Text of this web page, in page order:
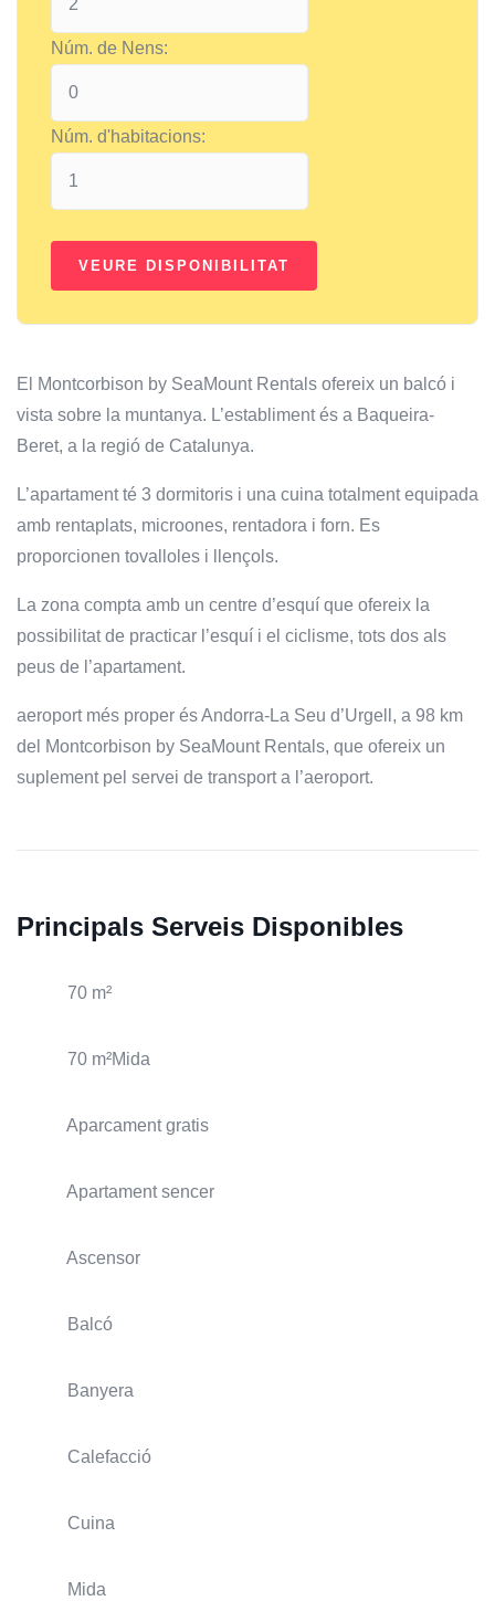
Núm. de Nens:
Núm. d'habitacions:
El Montcorbison by SeaMount Rentals ofereix un balcó i
vista sobre la muntanya. L’establiment és a Baqueira-
Beret, a la regió de Catalunya.
L’apartament té 3 dormitoris i una cuina totalment equipada
amb rentaplats, microones, rentadora i forn. Es
proporcionen tovalloles i llençols.
La zona compta amb un centre d’esquí que ofereix la
possibilitat de practicar l’esquí i el ciclisme, tots dos als
peus de l’apartament.
aeroport més proper és Andorra-La Seu d’Urgell, a 98 km
del Montcorbison by SeaMount Rentals, que ofereix un
suplement pel servei de transport a l’aeroport.
Principals Serveis Disponibles
70 m²
70 m²Mida
Aparcament gratis
Apartament sencer
Ascensor
Balcó
Banyera
Calefacció
Cuina
Mida